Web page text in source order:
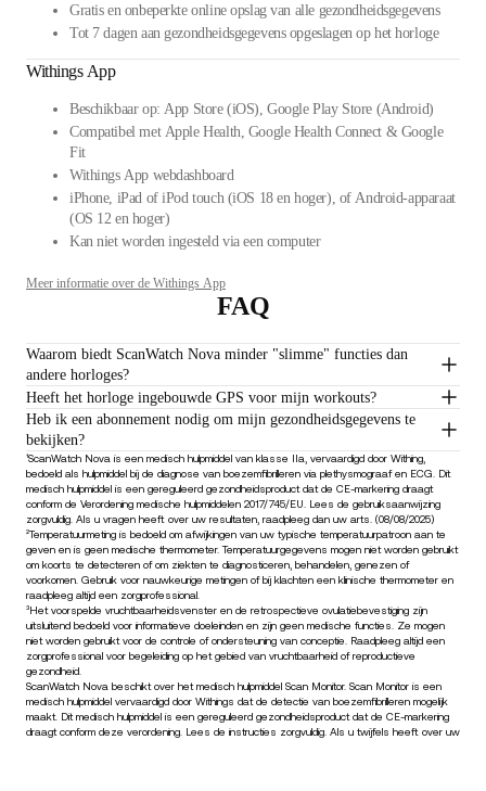
Gratis en onbeperkte online opslag van alle gezondheidsgegevens
Tot 7 dagen aan gezondheidsgegevens opgeslagen op het horloge
Withings App
Beschikbaar op: App Store (iOS), Google Play Store (Android)
Compatibel met Apple Health, Google Health Connect & Google
Fit
Withings App webdashboard
iPhone, iPad of iPod touch (iOS 18 en hoger), of Android-apparaat
(OS 12 en hoger)
Kan niet worden ingesteld via een computer
Meer informatie over de Withings App
FAQ
Waarom biedt ScanWatch Nova minder "slimme" functies dan
andere horloges?
Heeft het horloge ingebouwde GPS voor mijn workouts?
Heb ik een abonnement nodig om mijn gezondheidsgegevens te
bekijken?
¹ScanWatch Nova is een medisch hulpmiddel van klasse IIa, vervaardigd door Withing,
bedoeld als hulpmiddel bij de diagnose van boezemfibrilleren via plethysmograaf en ECG. Dit
medisch hulpmiddel is een gereguleerd gezondheidsproduct dat de CE-markering draagt
conform de Verordening medische hulpmiddelen 2017/745/EU. Lees de gebruiksaanwijzing
zorgvuldig. Als u vragen heeft over uw resultaten, raadpleeg dan uw arts. (08/08/2025)
²Temperatuurmeting is bedoeld om afwijkingen van uw typische temperatuurpatroon aan te
geven en is geen medische thermometer. Temperatuurgegevens mogen niet worden gebruikt
om koorts te detecteren of om ziekten te diagnosticeren, behandelen, genezen of
voorkomen. Gebruik voor nauwkeurige metingen of bij klachten een klinische thermometer en
raadpleeg altijd een zorgprofessional.
³Het voorspelde vruchtbaarheidsvenster en de retrospectieve ovulatiebevestiging zijn
uitsluitend bedoeld voor informatieve doeleinden en zijn geen medische functies. Ze mogen
niet worden gebruikt voor de controle of ondersteuning van conceptie. Raadpleeg altijd een
zorgprofessional voor begeleiding op het gebied van vruchtbaarheid of reproductieve
gezondheid.
ScanWatch Nova beschikt over het medisch hulpmiddel Scan Monitor. Scan Monitor is een
medisch hulpmiddel vervaardigd door Withings dat de detectie van boezemfibrilleren mogelijk
maakt. Dit medisch hulpmiddel is een gereguleerd gezondheidsproduct dat de CE-markering
draagt conform deze verordening. Lees de instructies zorgvuldig. Als u twijfels heeft over uw